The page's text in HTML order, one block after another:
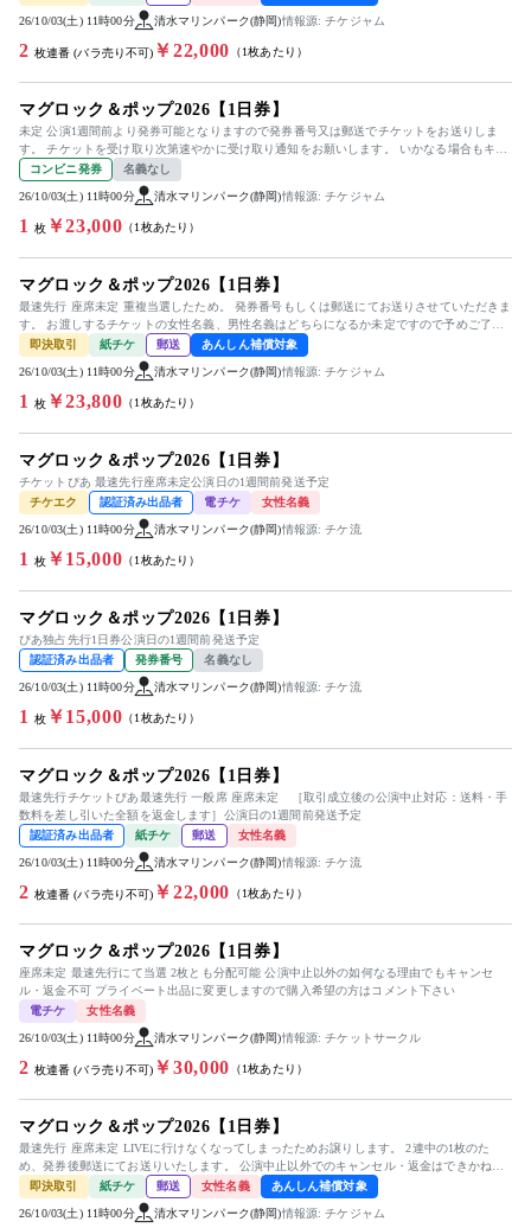
26/10/03(土) 11時00分 清水マリンパーク(静岡)情報源: チケジャム
2 枚連番 (バラ売り不可) ￥22,000 （1枚あたり）
マグロック＆ポップ2026【1日券】
未定 公演1週間前より発券可能となりますので発券番号又は郵送でチケットをお送りしま
す。 チケットを受け取り次第速やかに受け取り通知をお願いします。 いかなる場合もキャ
ンセル、返金は不可です。
コンビニ発券 名義なし
26/10/03(土) 11時00分 清水マリンパーク(静岡)情報源: チケジャム
1 枚￥23,000 （1枚あたり）
マグロック＆ポップ2026【1日券】
最速先行 座席未定 重複当選したため。 発券番号もしくは郵送にてお送りさせていただきま
す。 お渡しするチケットの女性名義、男性名義はどちらになるか未定ですので予めご了承
ください。 いかなる場...
即決取引 紙チケ 郵送 あんしん補償対象
26/10/03(土) 11時00分 清水マリンパーク(静岡)情報源: チケジャム
1 枚￥23,800 （1枚あたり）
マグロック＆ポップ2026【1日券】
チケットぴあ 最速先行座席未定公演日の1週間前発送予定
チケエク
認証済み出品者 電チケ 女性名義
26/10/03(土) 11時00分 清水マリンパーク(静岡)情報源: チケ流
1 枚￥15,000 （1枚あたり）
マグロック＆ポップ2026【1日券】
ぴあ独占先行1日券公演日の1週間前発送予定
認証済み出品者
発券番号 名義なし
26/10/03(土) 11時00分 清水マリンパーク(静岡)情報源: チケ流
1 枚￥15,000 （1枚あたり）
マグロック＆ポップ2026【1日券】
最速先行チケットぴあ最速先行 一般席 座席未定 ［取引成立後の公演中止対応：送料・手
数料を差し引いた全額を返金します］公演日の1週間前発送予定
認証済み出品者
紙チケ 郵送 女性名義
26/10/03(土) 11時00分 清水マリンパーク(静岡)情報源: チケ流
2 枚連番 (バラ売り不可) ￥22,000 （1枚あたり）
マグロック＆ポップ2026【1日券】
座席未定 最速先行にて当選 2枚とも分配可能 公演中止以外の如何なる理由でもキャンセ
ル・返金不可 プライベート出品に変更しますので購入希望の方はコメント下さい
電チケ
女性名義
26/10/03(土) 11時00分 清水マリンパーク(静岡)情報源: チケットサークル
2 枚連番 (バラ売り不可) ￥30,000 （1枚あたり）
マグロック＆ポップ2026【1日券】
最速先行 座席未定 LIVEに行けなくなってしまったためお譲りします。 2連中の1枚のた
め、発券後郵送にてお送りいたします。 公演中止以外でのキャンセル・返金はできかねま
す。
即決取引 紙チケ 郵送 女性名義 あんしん補償対象
26/10/03(土) 11時00分 清水マリンパーク(静岡)情報源: チケジャム